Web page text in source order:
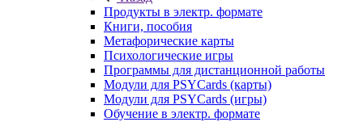
Продукты в электр. формате
Книги, пособия
Метафорические карты
Психологические игры
Программы для дистанционной работы
Модули для PSYCards (карты)
Модули для PSYCards (игры)
Обучение в электр. формате